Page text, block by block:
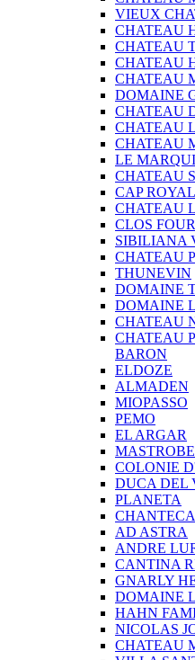
VIEUX
CHATEAU
CHATEAU
CHATEAU
CHATEAU
DOMAINE
CHATEAU
CHATEAU
CHATEAU
LE
CHATEAU
CAP ROYAL
CHATEAU
CLOS
SIBILIANA
CHATEAU
THUNEVIN
DOMAINE
DOMAINE
CHATEAU
CHATEAU
BARON
ELDOZE
ALMADEN
MIOPASSO
PEMO
EL ARGAR
COLONIE
DUCA DEL
PLANETA
AD ASTRA
ANDRE
CANTINA
GNARLY
DOMAINE
HAHN
NICOLAS
CHATEAU